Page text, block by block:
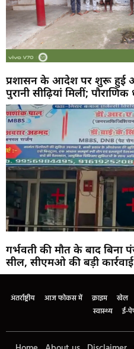
प्रशासन के आदेश पर शुरू हुई
पुरानी सीढ़ियां मिलीं;
गर्भवती की मौत के बाद
सील, सीएमओ की बड़ी कार्रवाई
अंतर्राष्ट्रीय आज फोकस में क्राइम खेल
स्वास्थ्य
ई-